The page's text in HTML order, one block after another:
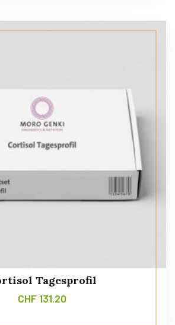
Tagesprofil
CHF131.20